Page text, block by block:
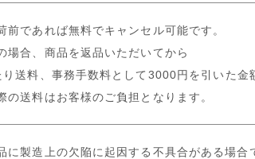
前であれば無料でキャンセル可能です。
場合、商品を返品いただいてから
り送料、事務手数料として3000円を引いた金
の送料はお客様のご負担となります。
に製造上の欠陥に起因する不具合がある場